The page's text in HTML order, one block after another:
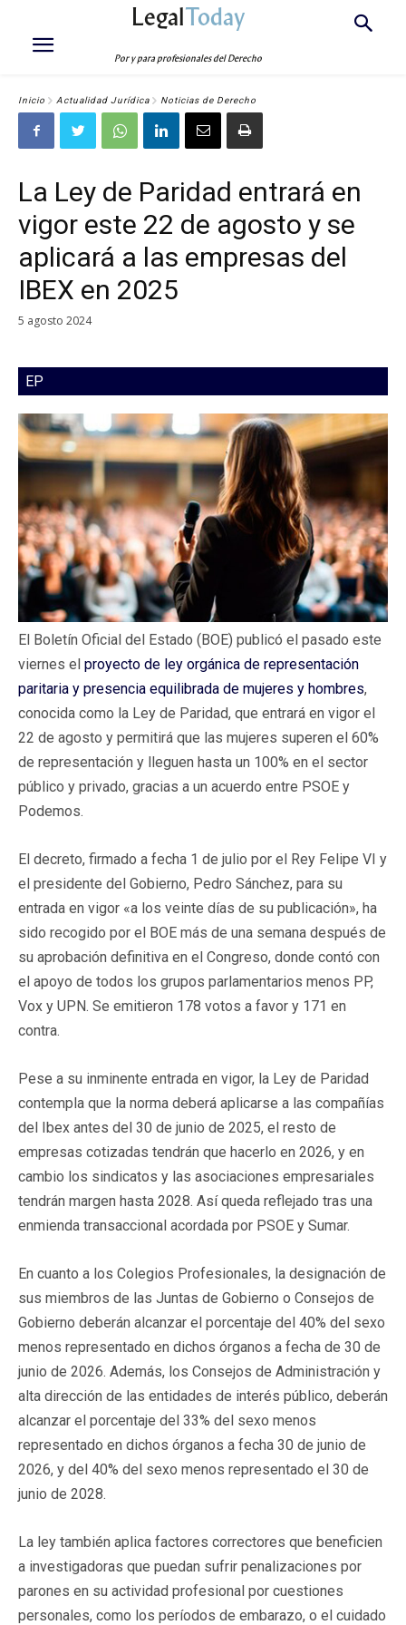
LegalToday
Por y para profesionales del Derecho
Inicio Actualidad Jurídica Noticias de Derecho
La Ley de Paridad entrará en
vigor este 22 de agosto y se
aplicará a las empresas del
IBEX en 2025
5 agosto 2024
EP
El Boletín Oficial del Estado (BOE) publicó el pasado este
viernes el proyecto de ley orgánica de representación
paritaria y presencia equilibrada de mujeres y hombres,
conocida como la Ley de Paridad, que entrará en vigor el
22 de agosto y permitirá que las mujeres superen el 60%
de representación y lleguen hasta un 100% en el sector
público y privado, gracias a un acuerdo entre PSOE y
Podemos.
El decreto, firmado a fecha 1 de julio por el Rey Felipe VI y
el presidente del Gobierno, Pedro Sánchez, para su
entrada en vigor «a los veinte días de su publicación», ha
sido recogido por el BOE más de una semana después de
su aprobación definitiva en el Congreso, donde contó con
el apoyo de todos los grupos parlamentarios menos PP,
Vox y UPN. Se emitieron 178 votos a favor y 171 en
contra.
Pese a su inminente entrada en vigor, la Ley de Paridad
contempla que la norma deberá aplicarse a las compañías
del Ibex antes del 30 de junio de 2025, el resto de
empresas cotizadas tendrán que hacerlo en 2026, y en
cambio los sindicatos y las asociaciones empresariales
tendrán margen hasta 2028. Así queda reflejado tras una
enmienda transaccional acordada por PSOE y Sumar.
En cuanto a los Colegios Profesionales, la designación de
sus miembros de las Juntas de Gobierno o Consejos de
Gobierno deberán alcanzar el porcentaje del 40% del sexo
menos representado en dichos órganos a fecha de 30 de
junio de 2026. Además, los Consejos de Administración y
alta dirección de las entidades de interés público, deberán
alcanzar el porcentaje del 33% del sexo menos
representado en dichos órganos a fecha 30 de junio de
2026, y del 40% del sexo menos representado el 30 de
junio de 2028.
La ley también aplica factores correctores que beneficien
a investigadoras que puedan sufrir penalizaciones por
parones en su actividad profesional por cuestiones
personales, como los períodos de embarazo, o el cuidado